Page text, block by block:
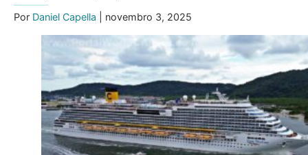
Por Daniel Capella | novembro 3, 2025